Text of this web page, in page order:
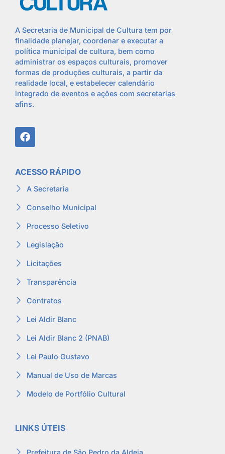
A Secretaria de Municipal de Cultura tem por
finalidade planejar, coordenar e executar a
política municipal de cultura, bem como
administrar os espaços culturais, promover
formas de produções culturais, a partir da
realidade local, e estabelecer calendário
integrado de eventos e ações com secretarias
afins.
ACESSO RÁPIDO
A Secretaria
Conselho Municipal
Processo Seletivo
Legislação
Licitações
Transparência
Contratos
Lei Aldir Blanc
Lei Aldir Blanc 2 (PNAB)
Lei Paulo Gustavo
Manual de Uso de Marcas
Modelo de Portfólio Cultural
LINKS ÚTEIS
Prefeitura de São Pedro da Aldeia